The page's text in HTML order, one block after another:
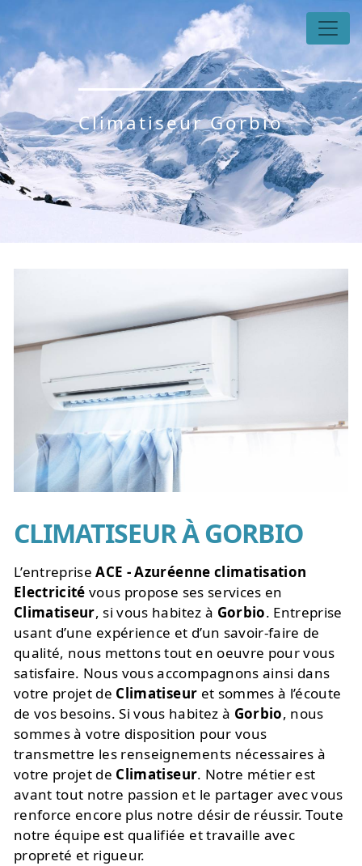
Climatiseur Gorbio
CLIMATISEUR À GORBIO
L’entrepriseACE - Azuréenne climatisation
Electricité vous propose ses services en
Climatiseur, si vous habitez à Gorbio. Entreprise
usant d’une expérience et d’un savoir-faire de
qualité, nous mettons tout en oeuvre pour vous
satisfaire. Nous vous accompagnons ainsi dans
votre projet de Climatiseur et sommes à l’écoute
de vos besoins. Si vous habitez à Gorbio, nous
sommes à votre disposition pour vous
transmettre les renseignements nécessaires à
votre projet de Climatiseur. Notre métier est
avant tout notre passion et le partager avec vous
renforce encore plus notre désir de réussir. Toute
notre équipe est qualifiée et travaille avec
propreté et rigueur.